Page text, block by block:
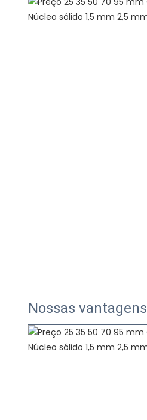
Nossas vantagens